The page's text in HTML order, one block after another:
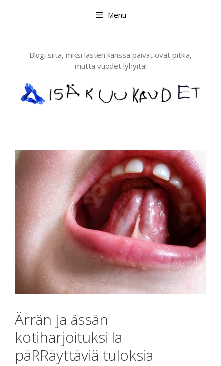
Menu
Blogi siitä, miksi lasten kanssa päivät ovat pitkiä,
mutta vuodet lyhyitä!
Ärrän ja ässän
kotiharjoituksilla
päRRäyttäviä tuloksia